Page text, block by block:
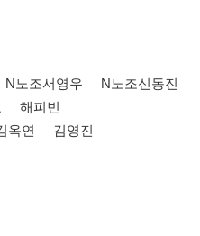
노조서영우 N노조신동진
해피빈
옥연 김영진